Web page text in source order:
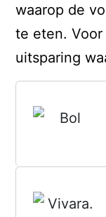
waarop de
te eten.
uitsparing